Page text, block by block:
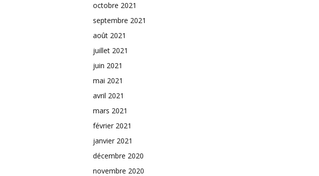
octobre 2021
septembre 2021
août 2021
juillet 2021
juin 2021
mai 2021
avril 2021
mars 2021
février 2021
janvier 2021
décembre 2020
novembre 2020